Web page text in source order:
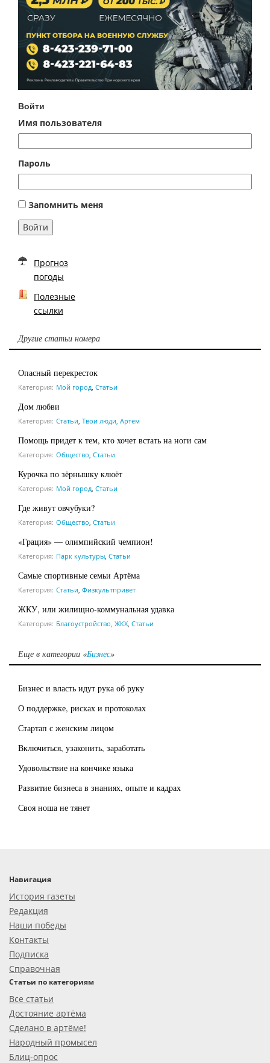
Войти
Имя пользователя
Пароль
Запомнить меня
Войти
Прогноз
погоды
Полезные
ссылки
Другие статьи номера
Опасный перекресток
Категория: Мой город Статьи
Дом любви
Категория: Статьи Твои люди, Артем
Помощь придет к тем, кто хочет встать на ноги сам
Категория: Общество Статьи
Курочка по зёрнышку клюёт
Категория: Мой город Статьи
Где живут овчубуки?
Категория: Общество Статьи
«Грация» — олимпийский чемпион!
Категория: Парк культуры Статьи
Самые спортивные семьи Артёма
Категория: Статьи Физкультпривет
ЖКУ, или жилищно-коммунальная удавка
Категория: Благоустройство, ЖКХ Статьи
Еще в категории «Бизнес»
Бизнес и власть идут рука об руку
О поддержке, рисках и протоколах
Стартап с женским лицом
Включиться, узаконить, заработать
Удовольствие на кончике языка
Развитие бизнеса в знаниях, опыте и кадрах
Своя ноша не тянет
Навигация
История газеты
Редакция
Наши победы
Контакты
Подписка
Справочная
Статьи по категориям
Все статьи
Достояние артёма
Сделано в артёме!
Народный промысел
Блиц-опрос